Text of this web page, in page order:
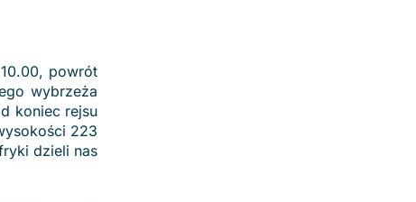
powrót
wybrzeża
koniec rejsu
223
dzieli nas